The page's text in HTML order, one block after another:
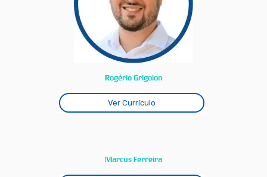
Rogério Grigolon
Ver Currículo
Marcus Ferreira